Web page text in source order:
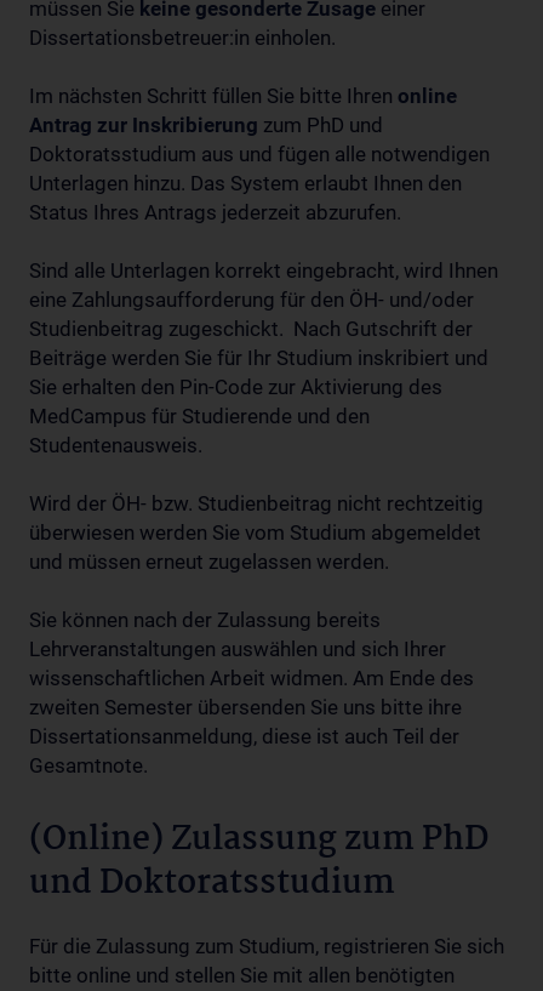
müssen Sie keine gesonderte Zusage einer
Dissertationsbetreuer:in einholen.
Im nächsten Schritt füllen Sie bitte Ihren online
Antrag zur Inskribierung zum PhD und
Doktoratsstudium aus und fügen alle notwendigen
Unterlagen hinzu. Das System erlaubt Ihnen den
Status Ihres Antrags jederzeit abzurufen.
Sind alle Unterlagen korrekt eingebracht, wird Ihnen
eine Zahlungsaufforderung für den ÖH- und/oder
Studienbeitrag zugeschickt. Nach Gutschrift der
Beiträge werden Sie für Ihr Studium inskribiert und
Sie erhalten den Pin-Code zur Aktivierung des
MedCampus für Studierende und den
Studentenausweis.
Wird der ÖH- bzw. Studienbeitrag nicht rechtzeitig
überwiesen werden Sie vom Studium abgemeldet
und müssen erneut zugelassen werden.
Sie können nach der Zulassung bereits
Lehrveranstaltungen auswählen und sich Ihrer
wissenschaftlichen Arbeit widmen. Am Ende des
zweiten Semester übersenden Sie uns bitte ihre
Dissertationsanmeldung, diese ist auch Teil der
Gesamtnote.
(Online) Zulassung zum PhD
und Doktoratsstudium
Für die Zulassung zum Studium, registrieren Sie sich
bitte online und stellen Sie mit allen benötigten